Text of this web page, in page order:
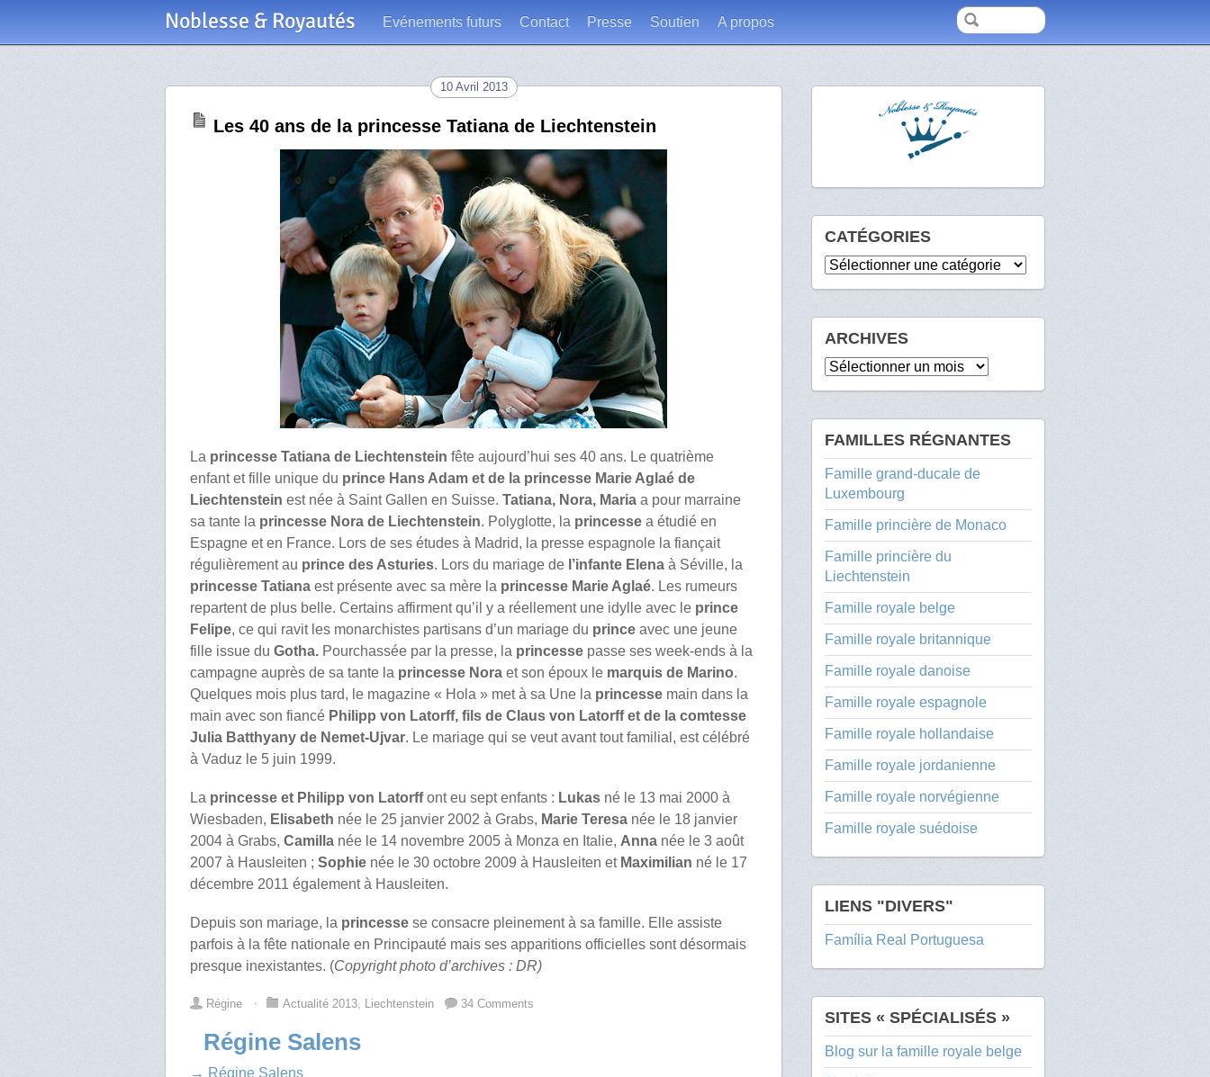
Noblesse & Royautés Evénements futurs Contact Presse Soutien A propos
10 Avril 2013
Les 40 ans de la princesse Tatiana de Liechtenstein
La princesse Tatiana de Liechtenstein fête aujourd’hui ses 40 ans. Le quatrième
enfant et fille unique du prince Hans Adam et de la princesse Marie Aglaé de
Liechtenstein est née à Saint Gallen en Suisse.Tatiana, Nora, Maria a pour marraine
sa tante la princesse Nora de Liechtenstein. Polyglotte, la princesse a étudié en
Espagne et en France. Lors de ses études à Madrid, la presse espagnole la fiançait
régulièrement au prince des Asturies. Lors du mariage de l’infante Elena à Séville, la
princesse Tatiana est présente avec sa mère la princesse Marie Aglaé. Les rumeurs
repartent de plus belle. Certains affirment qu’il y a réellement une idylle avec le prince
Felipe, ce qui ravit les monarchistes partisans d’un mariage du prince avec une jeune
fille issue duGotha. Pourchassée par la presse, la princesse passe ses week-ends à la
campagne auprès de sa tante la princesse Nora et son époux le marquis de Marino.
Quelques mois plus tard, le magazine « Hola » met à sa Une la princesse main dans la
main avec son fiancé Philipp von Latorff, fils de Claus von Latorff et de la comtesse
Julia Batthyany de Nemet-Ujvar. Le mariage qui se veut avant tout familial, est célébré
à Vaduz le 5 juin 1999.
La princesse et Philipp von Latorffont eu sept enfants : Lukas né le 13 mai 2000 à
Wiesbaden, Elisabeth née le 25 janvier 2002 à Grabs, Marie Teresa née le 18 janvier
2004 à Grabs,Camilla née le 14 novembre 2005 à Monza en Italie, Anna née le 3 août
2007 à Hausleiten ;Sophie née le 30 octobre 2009 à Hausleiten et Maximilian né le 17
décembre 2011 également à Hausleiten.
Depuis son mariage, la princesse se consacre pleinement à sa famille. Elle assiste
parfois à la fête nationale en Principauté mais ses apparitions officielles sont désormais
presque inexistantes. (Copyright photo d’archives : DR)
Régine ⋅ Actualité 2013, Liechtenstein 34 Comments
Régine Salens
→ Régine Salens
CATÉGORIES
Catégories
ARCHIVES
Archives
FAMILLES RÉGNANTES
Famille grand-ducale de
Luxembourg
Famille princière de Monaco
Famille princière du
Liechtenstein
Famille royale belge
Famille royale britannique
Famille royale danoise
Famille royale espagnole
Famille royale hollandaise
Famille royale jordanienne
Famille royale norvégienne
Famille royale suédoise
LIENS "DIVERS"
Família Real Portuguesa
SITES « SPÉCIALISÉS »
Blog sur la famille royale belge